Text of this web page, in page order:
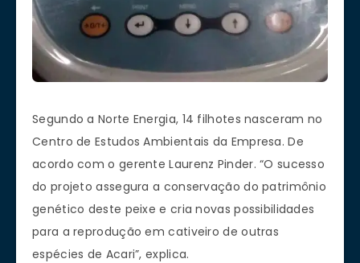
Segundo a Norte Energia, 14 filhotes nasceram no
Centro de Estudos Ambientais da Empresa. De
acordo com o gerente Laurenz Pinder. “O sucesso
do projeto assegura a conservação do patrimônio
genético deste peixe e cria novas possibilidades
para a reprodução em cativeiro de outras
espécies de Acari”, explica.